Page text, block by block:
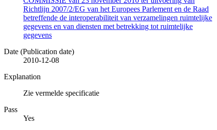
Richtlijn 2007/2/EG van het Europees Parlement en de Raad
betreffende de interoperabiliteit van verzamelingen ruimtelijke
gegevens en van diensten met betrekking tot ruimtelijke
gegevens
Date (Publication date)
2010-12-08
Explanation
Zie vermelde specificatie
Pass
Yes